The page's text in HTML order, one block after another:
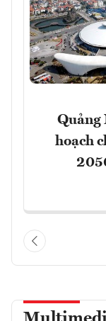
Quảng
hoạch